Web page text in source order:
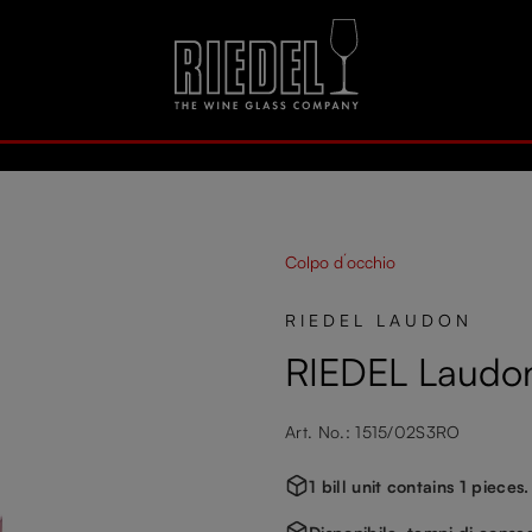
Colpo d´occhio
RIEDEL LAUDON
RIEDEL
Art. No.: 1515/02S3RO
1 bill unit contains 1 pieces.